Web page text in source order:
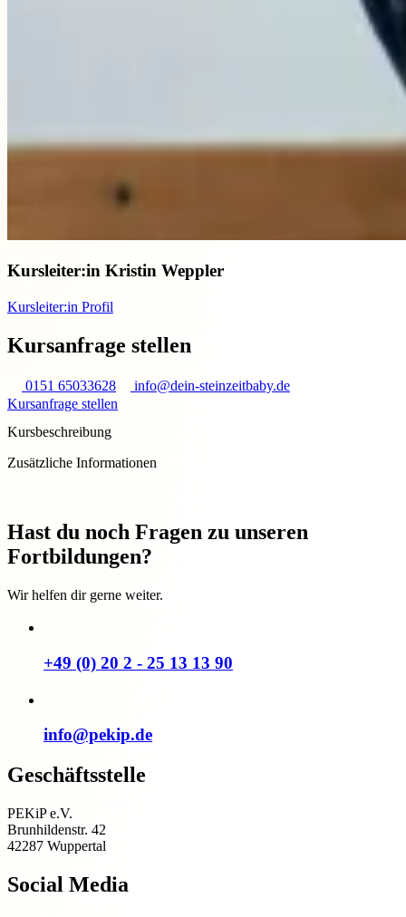
Kursleiter:in Kristin Weppler
Kursleiter:in Profil
Kursanfrage stellen
0151 65033628
info@dein-steinzeitbaby.de
Kursanfrage stellen
Kursbeschreibung
Zusätzliche Informationen
Hast du noch Fragen zu unseren
Fortbildungen?
Wir helfen dir gerne weiter.
+49 (0) 20 2 - 25 13 13 90
info@pekip.de
Geschäftsstelle
PEKiP e.V.
Brunhildenstr. 42
42287 Wuppertal
Social Media